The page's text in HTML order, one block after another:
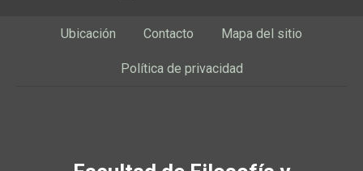
Ubicación Contacto Mapa del sitio
Política de privacidad